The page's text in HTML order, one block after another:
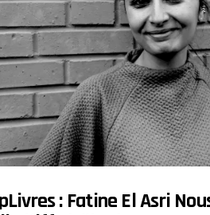
: Fatine El Asri